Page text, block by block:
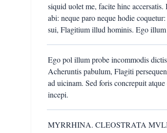
siquid uolet me, facite hinc
abi: neque paro neque hodie
sui, Flagitium illud hominis. Ego
Ego pol illum probe incommodis
Acheruntis pabulum, Flagiti
ad uicinam. Sed foris concrepuit
incepi.
MYRRHINA. CLEOSTRATA